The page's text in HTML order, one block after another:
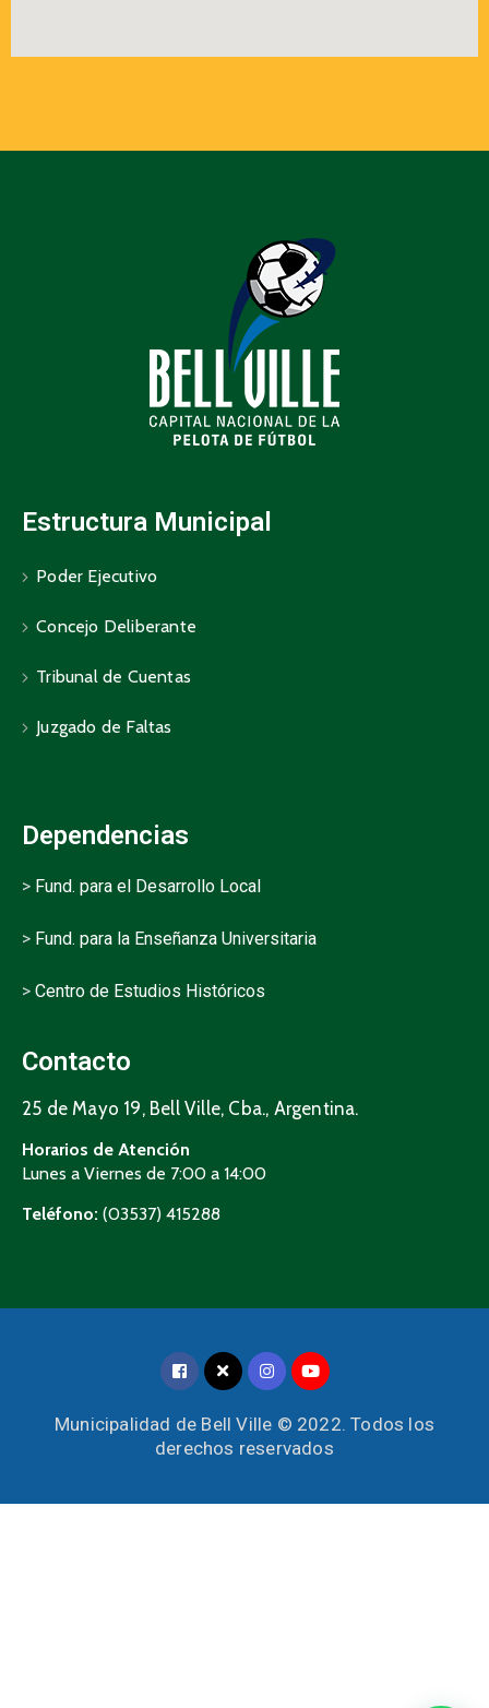
Estructura Municipal
Poder Ejecutivo
Concejo Deliberante
Tribunal de Cuentas
Juzgado de Faltas
Dependencias
> Fund. para el Desarrollo Local
> Fund. para la Enseñanza Universitaria
> Centro de Estudios Históricos
Contacto
25 de Mayo 19, Bell Ville, Cba., Argentina.
Horarios de Atención
Lunes a Viernes de 7:00 a 14:00
Teléfono: (03537) 415288
Municipalidad de Bell Ville © 2022. Todos los
derechos reservados